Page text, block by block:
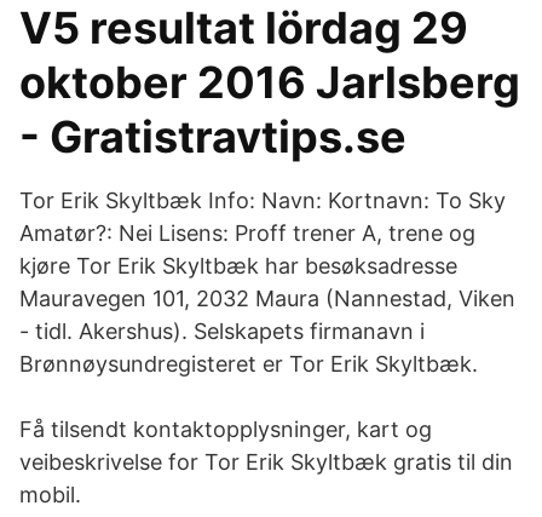
V5 resultat lördag 29
oktober 2016 Jarlsberg
- Gratistravtips.se
Tor Erik Skyltbæk Info: Navn: Kortnavn: To Sky
Amatør?: Nei Lisens: Proff trener A, trene og
kjøre Tor Erik Skyltbæk har besøksadresse
Mauravegen 101, 2032 Maura (Nannestad, Viken
- tidl. Akershus). Selskapets firmanavn i
Brønnøysundregisteret er Tor Erik Skyltbæk.
Få tilsendt kontaktopplysninger, kart og
veibeskrivelse for Tor Erik Skyltbæk gratis til din
mobil.